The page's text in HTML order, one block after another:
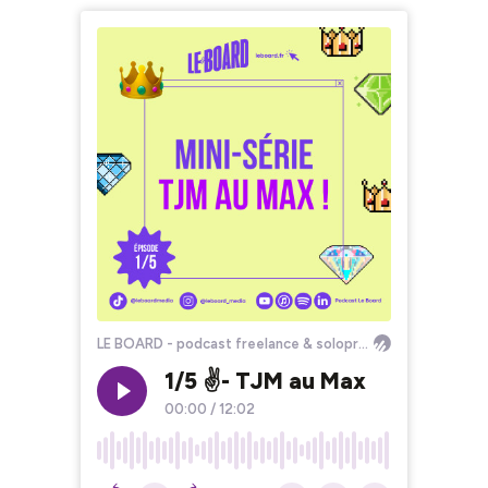
LE BOARD - podcast freelance & solopreneur : génère des revenus réguliers et augmente ta liberté d'indépendant (par Flavie Prévot)
1/5 ✌️- TJM au Max
00:00 / 12:02